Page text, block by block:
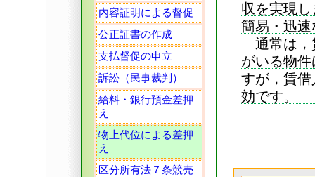
内容証明による督促
公正証書の作成
支払督促の申立
訴訟（民事裁判）
給料・銀行預金差押
え
物上代位による差押
え
区分所有法７条競売
収を実現
簡易・迅
通常は，
がいる物
すが，賃
効です。